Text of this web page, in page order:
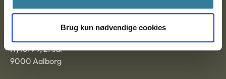
Brug kun nødvendige cookies
Ankestyrelsen
Nytorv 7, 2. sal
9000 Aalborg